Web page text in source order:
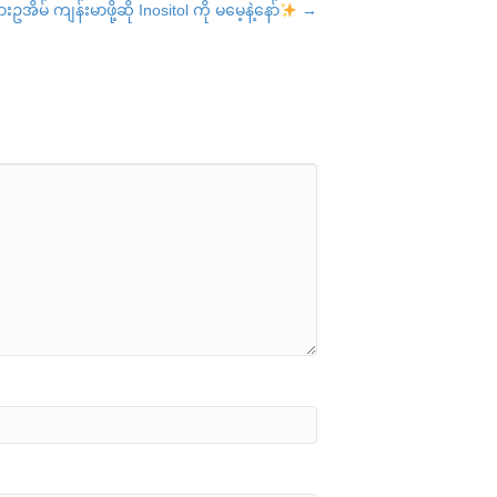
ဥအိမ် ကျန်းမာဖို့ဆို Inositol ကို မမေ့နဲ့နော် →